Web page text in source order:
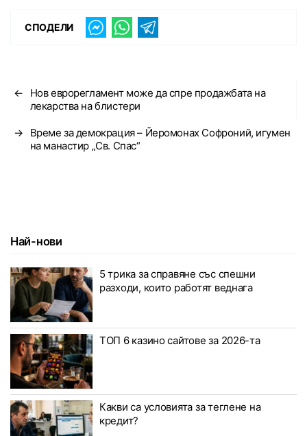
СПОДЕЛИ
←
Нов еврорегламент може да спре продажбата на
лекарства на блистери
→
Време за демокрация – Йеромонах Софроний, игумен
на манастир „Св. Спас“
Най-нови
5 трика за справяне със спешни
разходи, които работят веднага
ТОП 6 казино сайтове за 2026-та
Какви са условията за теглене на
кредит?